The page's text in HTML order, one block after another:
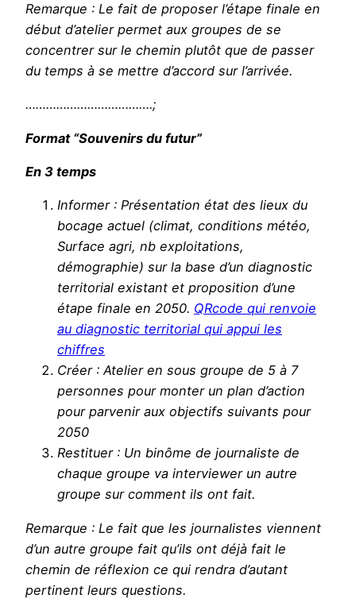
Remarque : Le fait de proposer l’étape finale en
début d’atelier permet aux groupes de se
concentrer sur le chemin plutôt que de passer
du temps à se mettre d’accord sur l’arrivée.
……………………………….;
Format “Souvenirs du futur”
En 3 temps
Informer : Présentation état des lieux du
bocage actuel (climat, conditions météo,
Surface agri, nb exploitations,
démographie) sur la base d’un diagnostic
territorial existant et proposition d’une
étape finale en 2050. QRcode qui renvoie
au diagnostic territorial qui appui les
chiffres
Créer : Atelier en sous groupe de 5 à 7
personnes pour monter un plan d’action
pour parvenir aux objectifs suivants pour
2050
Restituer : Un binôme de journaliste de
chaque groupe va interviewer un autre
groupe sur comment ils ont fait.
Remarque : Le fait que les journalistes viennent
d’un autre groupe fait qu’ils ont déjà fait le
chemin de réflexion ce qui rendra d’autant
pertinent leurs questions.